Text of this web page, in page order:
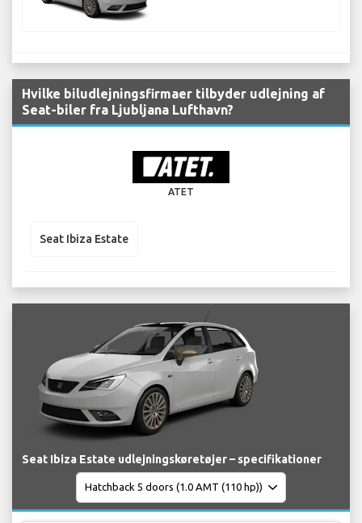
Hvilke biludlejningsfirmaer tilbyder udlejning af
Seat-biler fra Ljubljana Lufthavn?
ATET
Seat Ibiza Estate
Seat Ibiza Estate udlejningskøretøjer – specifikationer